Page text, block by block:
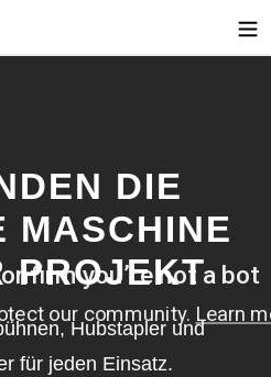
DIE
MASCHINE
PROJEKT
Hubstapler und
für jeden Einsatz.